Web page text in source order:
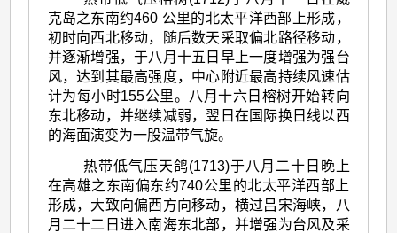
克岛之东南约460 公里的北太平洋西部上形成，
初时向西北移动，随后数天采取偏北路径移动，
并逐渐增强，于八月十五日早上一度增强为强台
风，达到其最高强度，中心附近最高持续风速估
计为每小时155公里。八月十六日榕树开始转向
东北移动，并继续减弱，翌日在国际换日线以西
的海面演变为一股温带气旋。
热带低气压天鸽(1713)于八月二十日晚上
在高雄之东南偏东约740公里的北太平洋西部上
形成，大致向偏西方向移动，横过吕宋海峡，八
月二十二日进入南海东北部，并增强为台风及采